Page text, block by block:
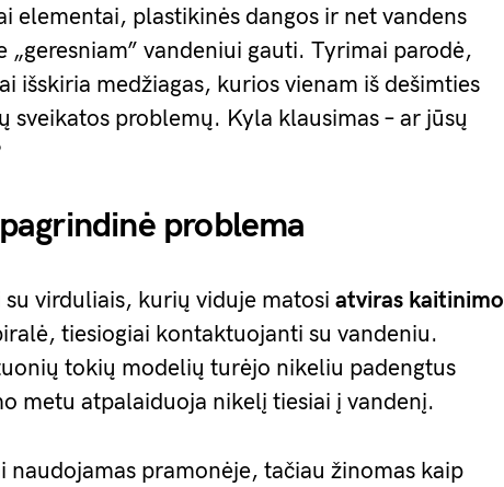
elementai, plastikinės dangos ir net vandens
vandeniui gauti. Tyrimai parodė,
išskiria medžiagas, kurios vienam iš dešimties
sveikatos problemų. Kyla klausimas – ar jūsų
problema
su virduliais, kurių viduje matosi atviras kaitinimo
tiesiogiai kontaktuojanti su vandeniu.
tokių modelių turėjo nikeliu padengtus
metu atpalaiduoja nikelį tiesiai į vandenį.
naudojamas pramonėje, tačiau žinomas kaip